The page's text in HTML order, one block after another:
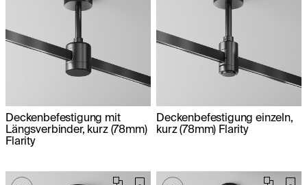
Deckenbefestigung mit
Längsverbinder, kurz (78mm)
Flarity
Deckenbefestigung einzeln,
kurz (78mm) Flarity